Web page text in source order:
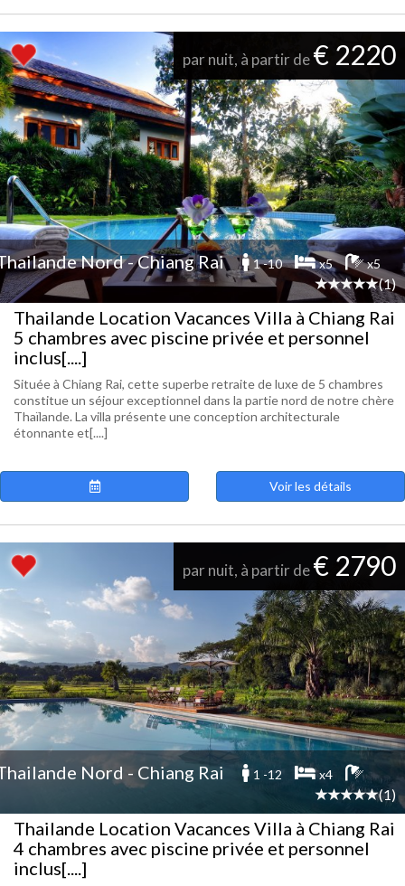
par nuit, à partir de€ 2220
Nord - Chiang Rai 1 -10 x5 x5
(1)
Thailande Location Vacances Villa à Chiang Rai
5 chambres avec piscine privée et personnel
inclus[....]
Située à Chiang Rai, cette superbe retraite de luxe de 5 chambres
constitue un séjour exceptionnel dans la partie nord de notre chère
Thaïlande. La villa présente une conception architecturale
étonnante et[....]
Voir les détails
par nuit, à partir de€ 2790
Nord - Chiang Rai 1 -12 x4
(1)
Thailande Location Vacances Villa à Chiang Rai
4 chambres avec piscine privée et personnel
inclus[....]